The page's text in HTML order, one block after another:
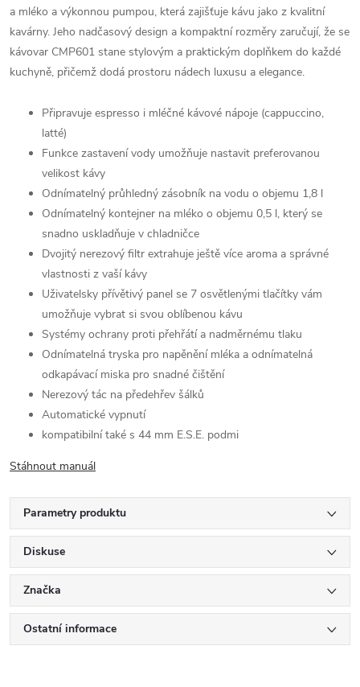
a mléko a výkonnou pumpou, která zajišťuje kávu jako z kvalitní
kavárny. Jeho nadčasový design a kompaktní rozměry zaručují, že se
kávovar CMP601 stane stylovým a praktickým doplňkem do každé
kuchyně, přičemž dodá prostoru nádech luxusu a elegance.
Připravuje espresso i mléčné kávové nápoje (cappuccino,
latté)
Funkce zastavení vody umožňuje nastavit preferovanou
velikost kávy
Odnímatelný průhledný zásobník na vodu o objemu 1,8 l
Odnímatelný kontejner na mléko o objemu 0,5 l, který se
snadno uskladňuje v chladničce
Dvojitý nerezový filtr extrahuje ještě více aroma a správné
vlastnosti z vaší kávy
Uživatelsky přívětivý panel se 7 osvětlenými tlačítky vám
umožňuje vybrat si svou oblíbenou kávu
Systémy ochrany proti přehřátí a nadměrnému tlaku
Odnímatelná tryska pro napěnění mléka a odnímatelná
odkapávací miska pro snadné čištění
Nerezový tác na předehřev šálků
Automatické vypnutí
kompatibilní také s 44 mm E.S.E. podmi
Stáhnout manuál
Parametry produktu
Diskuse
Značka
Ostatní informace